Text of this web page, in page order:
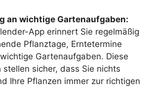
an wichtige Gartenaufgaben:
App erinnert Sie regelmäßig
Pflanztage, Erntetermine
Gartenaufgaben. Diese
stellen sicher, dass Sie nichts
Ihre Pflanzen immer zur richtigen